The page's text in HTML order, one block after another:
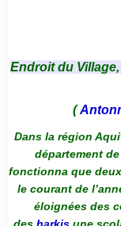
Endroit du
(
Dans la région
département de
fonctionna que
le courant de
éloignées des